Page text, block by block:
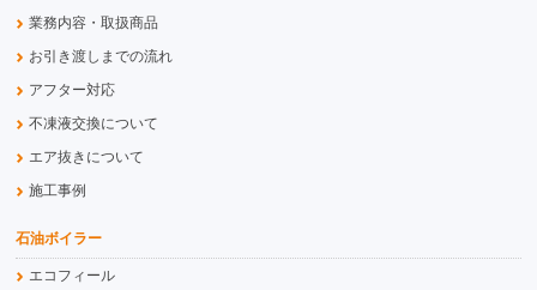
業務内容・取扱商品
お引き渡しまでの流れ
アフター対応
不凍液交換について
エア抜きについて
施工事例
石油ボイラー
エコフィール